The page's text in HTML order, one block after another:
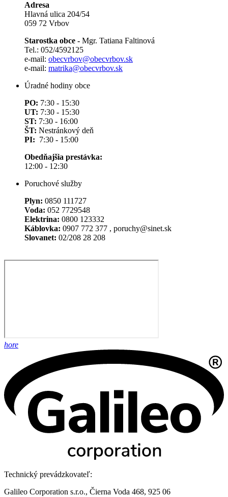
Adresa
Hlavná ulica 204/54
059 72 Vrbov
Starostka obce - Mgr. Tatiana Faltinová
Tel.: 052/4592125
e-mail: obecvrbov@obecvrbov.sk
e-mail: matrika@obecvrbov.sk
Úradné hodiny obce
PO: 7:30 - 15:30
UT: 7:30 - 15:30
ST: 7:30 - 16:00
ŠT: Nestránkový deň
PI: 7:30 - 15:00
Obedňajšia prestávka:
12:00 - 12:30
Poruchové služby
Plyn: 0850 111727
Voda: 052 7729548
Elektrina: 0800 123332
Káblovka: 0907 772 377 , poruchy@sinet.sk
Slovanet: 02/208 28 208
hore
Technický prevádzkovateľ:
Galileo Corporation s.r.o., Čierna Voda 468, 925 06